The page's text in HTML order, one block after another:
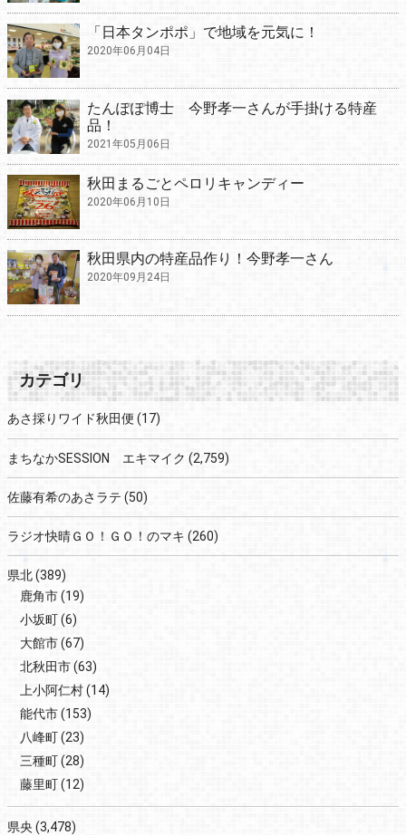
「日本タンポポ」で地域を元気に！
2020年06月04日
たんぽぽ博士 今野孝一さんが手掛ける特産
品！
2021年05月06日
秋田まるごとペロリキャンディー
2020年06月10日
秋田県内の特産品作り！今野孝一さん
2020年09月24日
カテゴリ
あさ採りワイド秋田便 (17)
まちなかSESSION エキマイク (2,759)
佐藤有希のあさラテ (50)
ラジオ快晴ＧＯ！ＧＯ！のマキ (260)
県北(389)
鹿角市(19)
小坂町(6)
大館市(67)
北秋田市(63)
上小阿仁村(14)
能代市(153)
八峰町(23)
三種町(28)
藤里町(12)
県央 (3,478)